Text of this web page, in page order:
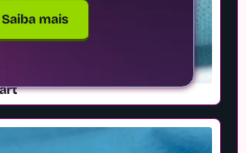
Saiba mais